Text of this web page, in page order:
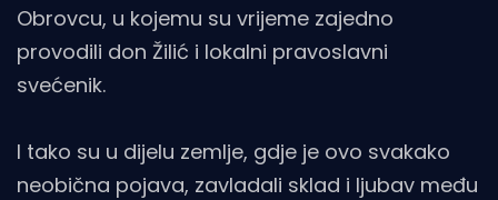
Obrovcu, u kojemu su vrijeme zajedno
provodili don Žilić i lokalni pravoslavni
svećenik.
I tako su u dijelu zemlje, gdje je ovo svakako
neobična pojava, zavladali sklad i ljubav među